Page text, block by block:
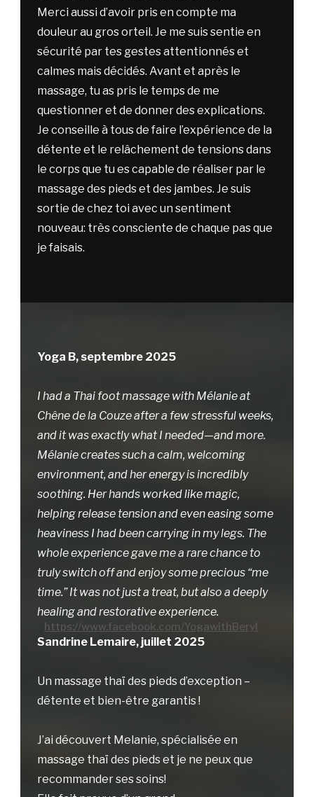
Merci aussi d’avoir pris en compte ma
douleur au gros orteil. Je me suis sentie en
sécurité par tes gestes attentionnés et
calmes mais décidés. Avant et après le
massage, tu as pris le temps de me
questionner et de donner des explications.
Je conseille à tous de faire l’expérience de la
détente et le relâchement de tensions dans
le corps que tu es capable de réaliser par le
massage des pieds et des jambes. Je suis
sortie de chez toi avec un sentiment
nouveau: très consciente de chaque pas que
je faisais.
Yoga B, septembre 2025
I had a Thai foot massage with Mélanie at
Chêne de la Couze after a few stressful weeks,
and it was exactly what I needed—and more.
Mélanie creates such a calm, welcoming
environment, and her energy is incredibly
soothing. Her hands worked like magic,
helping release tension and even easing some
heaviness I had been carrying in my legs. The
whole experience gave me a rare chance to
truly switch off and enjoy some precious “me
time.” It was not just a treat, but also a deeply
healing and restorative experience.
https://www.facebook.com/YogawithBeryl
Sandrine Lemaire, juillet 2025
Un massage thaï des pieds d’exception –
détente et bien-être garantis !
J’ai découvert Melanie, spécialisée en
massage thaï des pieds et je ne peux que
recommander ses soins!